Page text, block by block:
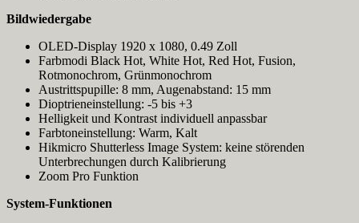
Bildwiedergabe
OLED-Display 1920 x 1080, 0.49 Zoll
Farbmodi Black Hot, White Hot, Red Hot, Fusion,
Rotmonochrom, Grünmonochrom
Austrittspupille: 8 mm, Augenabstand: 15 mm
Dioptrieneinstellung: -5 bis +3
Helligkeit und Kontrast individuell anpassbar
Farbtoneinstellung: Warm, Kalt
Hikmicro Shutterless Image System: keine störenden
Unterbrechungen durch Kalibrierung
Zoom Pro Funktion
System-Funktionen